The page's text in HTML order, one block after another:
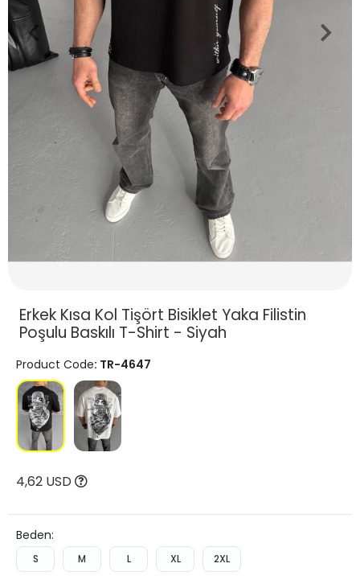
Erkek Kısa Kol Tişört Bisiklet Yaka Filistin
Poşulu Baskılı T-Shirt - Siyah
Product Code: TR-4647
4,62 USD
Beden:
S M L XL 2XL